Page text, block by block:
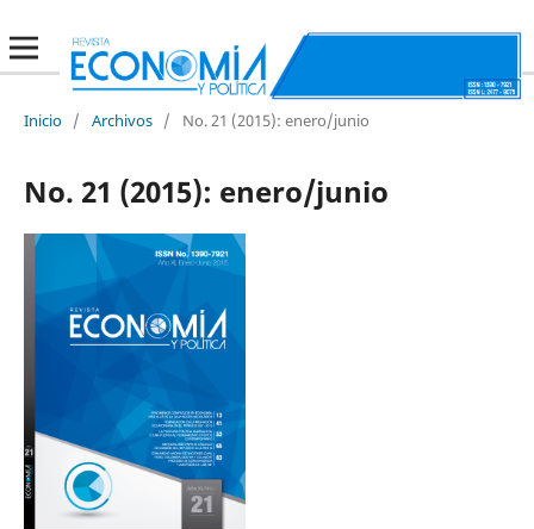
Inicio / Archivos / No. 21 (2015): enero/junio
No. 21 (2015): enero/junio